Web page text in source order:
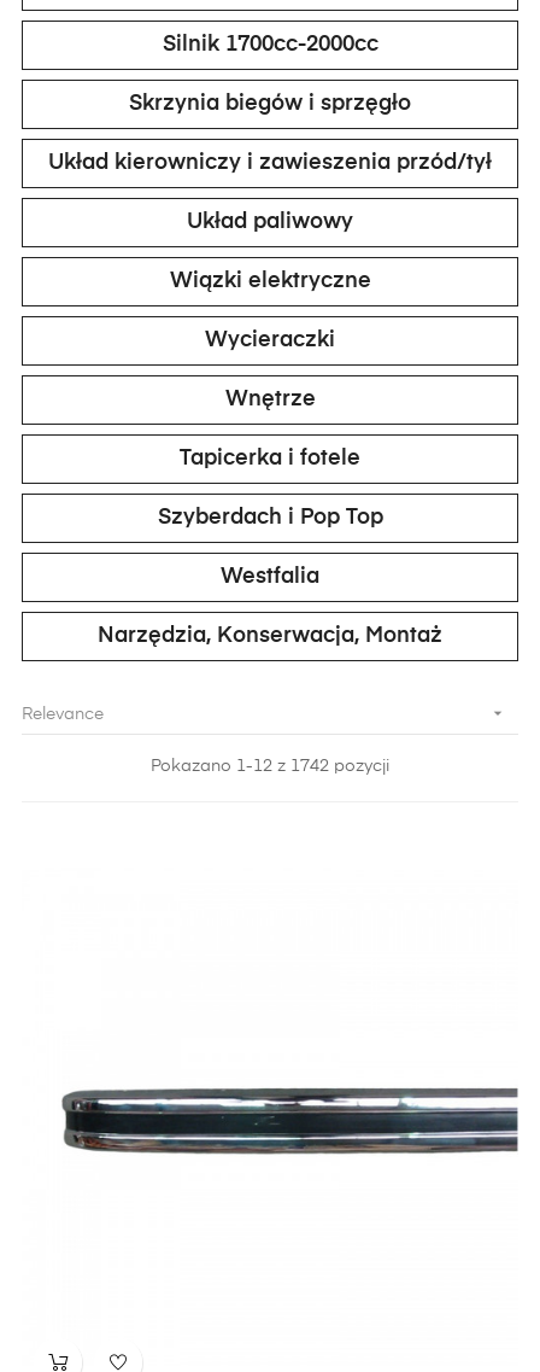
Silnik 1700cc-2000cc
Skrzynia biegów i sprzęgło
Układ kierowniczy i zawieszenia przód/tył
Układ paliwowy
Wiązki elektryczne
Wycieraczki
Wnętrze
Tapicerka i fotele
Szyberdach i Pop Top
Westfalia
Narzędzia, Konserwacja, Montaż
Relevance 
Pokazano 1-12 z 1742 pozycji